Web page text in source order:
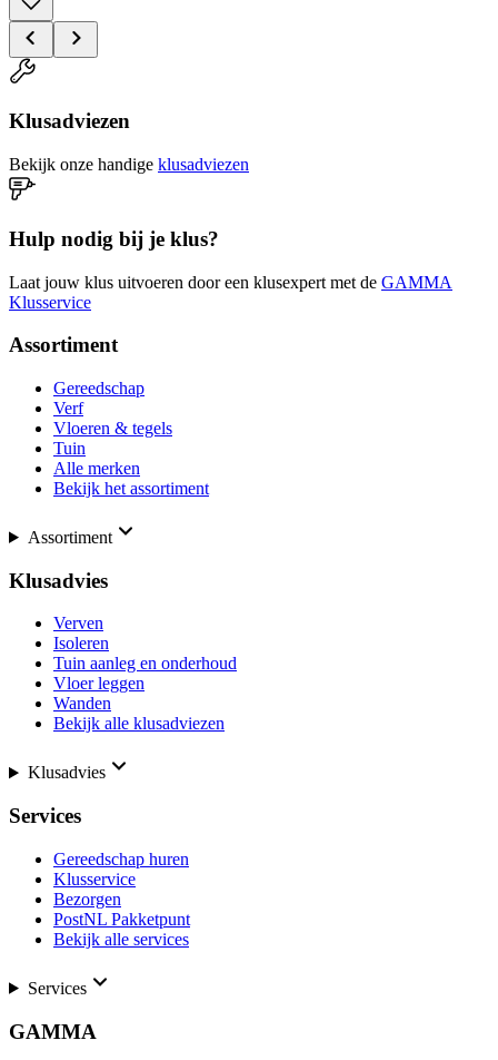
Klusadviezen
Bekijk onze handige klusadviezen
Hulp nodig bij je klus?
Laat jouw klus uitvoeren door een klusexpert met de GAMMA
Klusservice
Assortiment
Gereedschap
Verf
Vloeren & tegels
Tuin
Alle merken
Bekijk het assortiment
Assortiment
Klusadvies
Verven
Isoleren
Tuin aanleg en onderhoud
Vloer leggen
Wanden
Bekijk alle klusadviezen
Klusadvies
Services
Gereedschap huren
Klusservice
Bezorgen
PostNL Pakketpunt
Bekijk alle services
Services
GAMMA